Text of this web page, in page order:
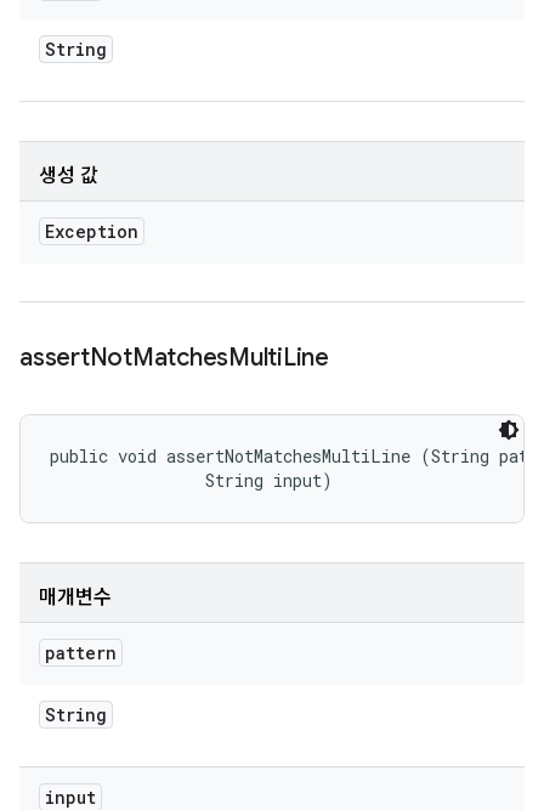
String
생성 값
Exception
assertNotMatchesMultiLine
public void assertNotMatchesMultiLine (String
                String input)
매개변수
pattern
String
input